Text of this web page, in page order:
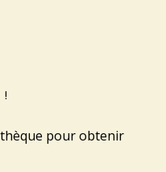
pour obtenir